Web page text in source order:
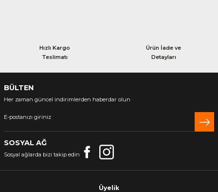
Hızlı Kargo
Teslimatı
Ürün İade ve
Detayları
BÜLTEN
Her zaman güncel indirimlerden haberdar olun
SOSYAL AĞ
Sosyal ağlarda bizi takip edin
Üyelik